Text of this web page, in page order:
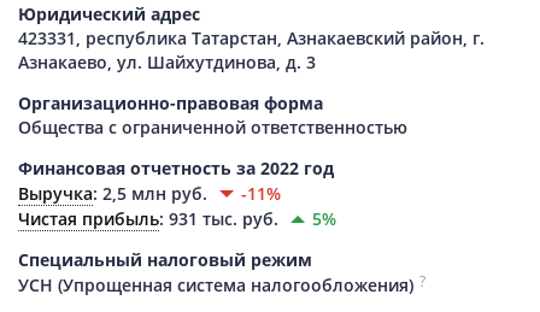
Юридический адрес
423331, республика Татарстан, Азнакаевский район, г.
Азнакаево, ул. Шайхутдинова, д. 3
Организационно-правовая форма
Общества с ограниченной ответственностью
Финансовая отчетность за 2022 год
Выручка: 2,5 млн руб.
-11%
Чистая прибыль: 931 тыс. руб.
5%
Специальный налоговый режим
УСН (Упрощенная система налогообложения) ?